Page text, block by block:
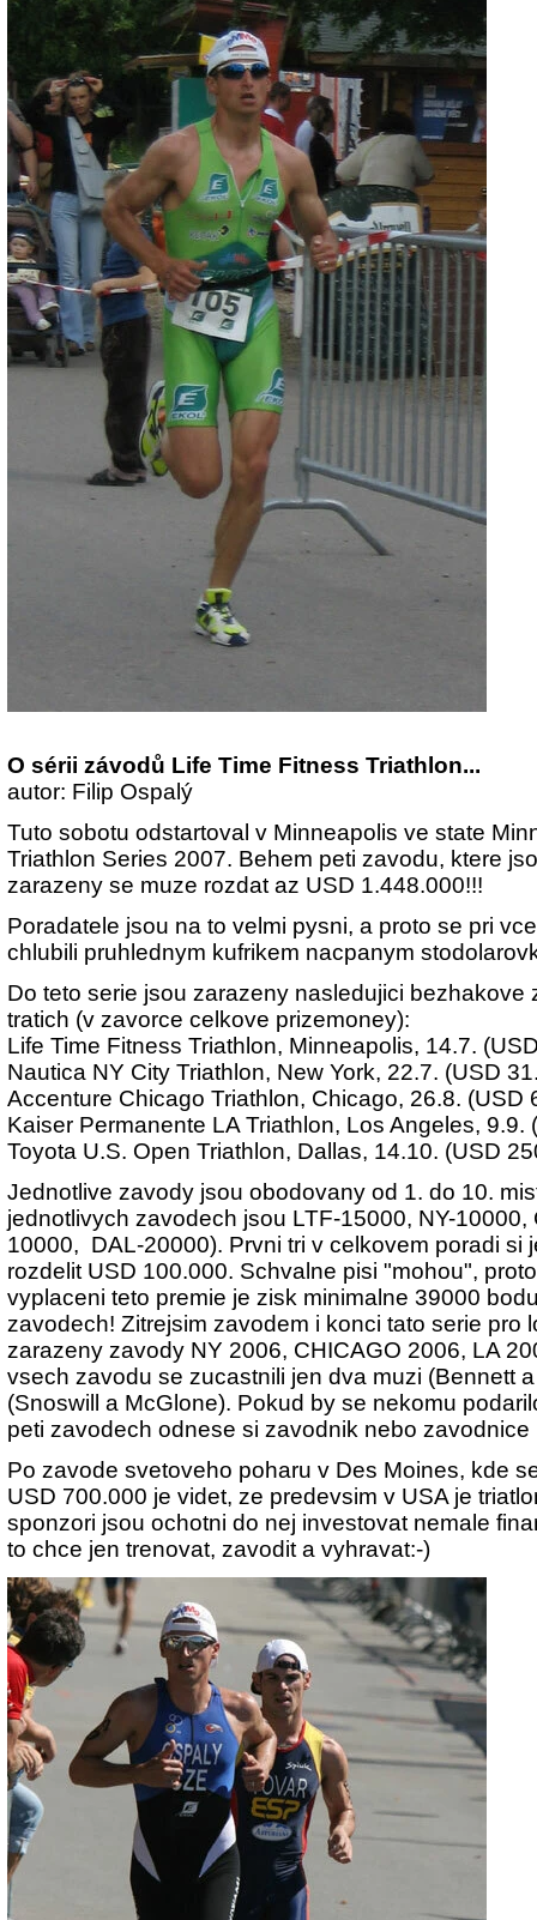
O sérii závodů Life Time Fitness Triathlon...
autor: Filip Ospalý
Tuto sobotu odstartoval v Minneapolis ve state
Triathlon Series 2007. Behem peti zavodu, ktere
zarazeny se muze rozdat az USD 1.448.000!!!
Poradatele jsou na to velmi pysni, a proto se pri
chlubili pruhlednym kufrikem nacpanym
Do teto serie jsou zarazeny nasledujici bezhakove
tratich (v zavorce celkove prizemoney):
Life Time Fitness Triathlon, Minneapolis, 14.7.
Nautica NY City Triathlon, New York, 22.7. (USD
Accenture Chicago Triathlon, Chicago, 26.8. (USD
Kaiser Permanente LA Triathlon, Los Angeles, 9.9.
Toyota U.S. Open Triathlon, Dallas, 14.10. (USD
Jednotlive zavody jsou obodovany od 1. do 10.
jednotlivych zavodech jsou LTF-15000, NY-10000,
10000, DAL-20000). Prvni tri v celkovem poradi si
rozdelit USD 100.000. Schvalne pisi "mohou",
vyplaceni teto premie je zisk minimalne 39000
zavodech! Zitrejsim zavodem i konci tato serie pro
zarazeny zavody NY 2006, CHICAGO 2006, LA
vsech zavodu se zucastnili jen dva muzi (Bennett
(Snoswill a McGlone). Pokud by se nekomu
peti zavodech odnese si zavodnik nebo zavodnice
Po zavode svetoveho poharu v Des Moines, kde
USD 700.000 je videt, ze predevsim v USA je
sponzori jsou ochotni do nej investovat nemale
to chce jen trenovat, zavodit a vyhravat:-)